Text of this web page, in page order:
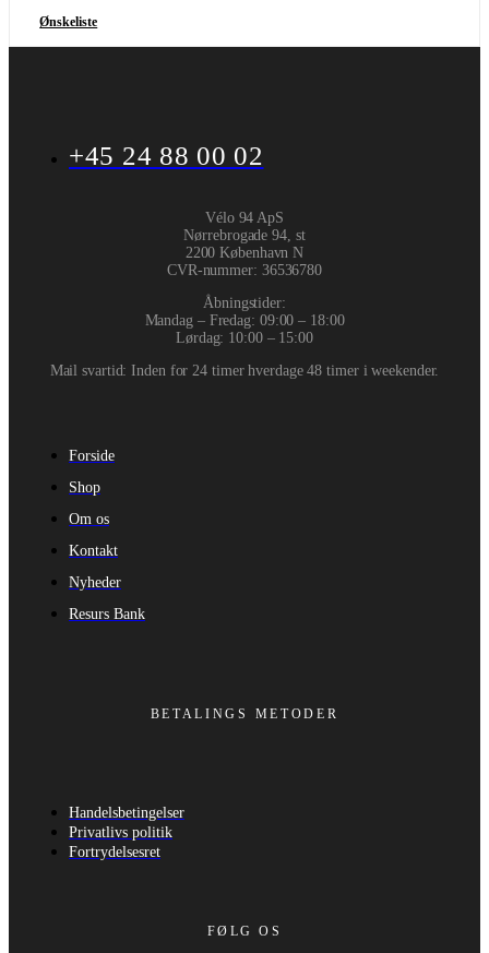
Ønskeliste
+45 24 88 00 02
Vélo 94 ApS
Nørrebrogade 94, st
2200 København N
CVR-nummer: 36536780
Åbningstider:
Mandag – Fredag: 09:00 – 18:00
Lørdag: 10:00 – 15:00
Mail svartid: Inden for 24 timer hverdage 48 timer i weekender.
Forside
Shop
Om os
Kontakt
Nyheder
Resurs Bank
BETALINGS METODER
Handelsbetingelser
Privatlivs politik
Fortrydelsesret
FØLG OS